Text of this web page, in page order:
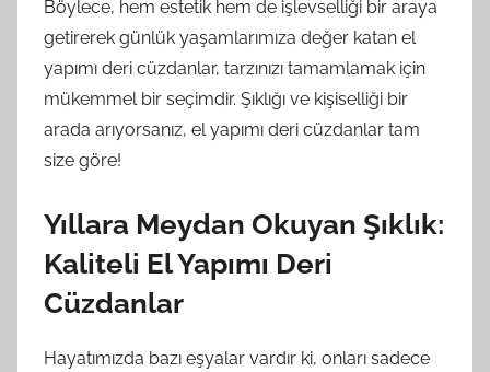
Böylece, hem estetik hem de işlevselliği bir araya
getirerek günlük yaşamlarımıza değer katan el
yapımı deri cüzdanlar, tarzınızı tamamlamak için
mükemmel bir seçimdir. Şıklığı ve kişiselliği bir
arada arıyorsanız, el yapımı deri cüzdanlar tam
size göre!
Yıllara Meydan Okuyan Şıklık:
Kaliteli El Yapımı Deri
Cüzdanlar
Hayatımızda bazı eşyalar vardır ki, onları sadece